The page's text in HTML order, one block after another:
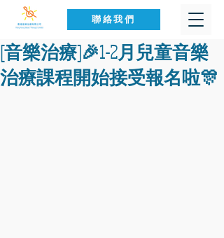
聯絡我們
[音樂治療]🎉1-2月兒童音樂
治療課程開始接受報名啦🎊